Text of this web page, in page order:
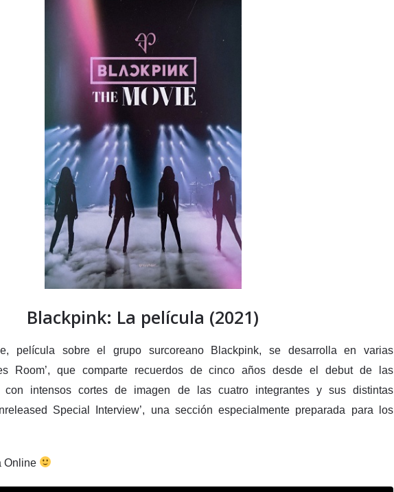
Blackpink: La película (2021)
película sobre el grupo surcoreano Blackpink, se desarrolla en varias
Room’, que comparte recuerdos de cinco años desde el debut de las
con intensos cortes de imagen de las cuatro integrantes y sus distintas
Special Interview’, una sección especialmente preparada para los
Online